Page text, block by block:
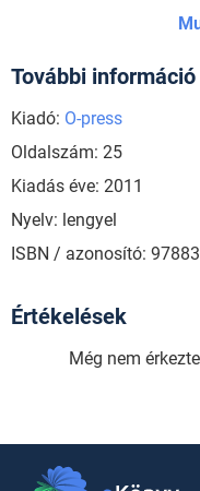
További információ
Kiadó: O-press
Oldalszám: 25
Kiadás éve: 2011
Nyelv: lengyel
ISBN / azonosító:
Értékelések
Még nem